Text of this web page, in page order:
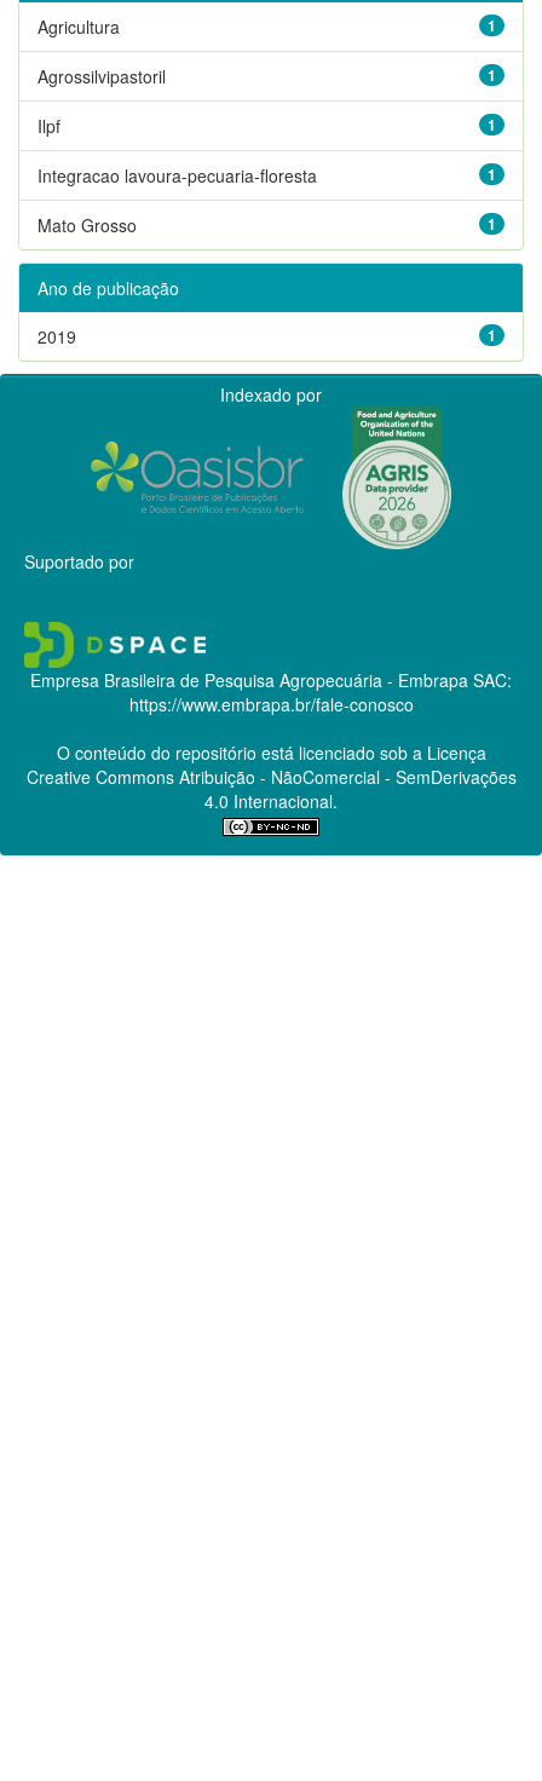
1
Agricultura
1
Agrossilvipastoril
1
Ilpf
1
Integracao lavoura-pecuaria-floresta
1
Mato Grosso
Ano de publicação
1
2019
Indexado por
Suportado por
Empresa Brasileira de Pesquisa Agropecuária - Embrapa SAC:
https://www.embrapa.br/fale-conosco
O conteúdo do repositório está licenciado sob a Licença
Creative CommonsAtribuição - NãoComercial - SemDerivações
4.0 Internacional.